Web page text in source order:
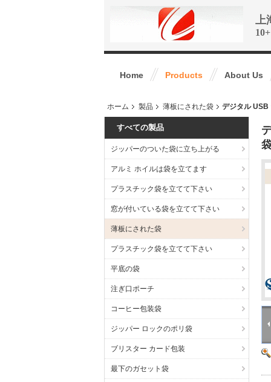
上
Home Products About Us
ホーム 製品 薄板にされた袋 デジタル USB
すべての製品
ジッパーのついた袋に立ち上がる
アルミ ホイルは袋を立てます
プラスチック袋を立てて下さい
窓が付いている袋を立てて下さい
薄板にされた袋
プラスチック袋を立てて下さい
平底の袋
注ぎ口ポーチ
コーヒー包装袋
ジッパー ロックのポリ袋
ブリスター カード包装
最下のガセット袋